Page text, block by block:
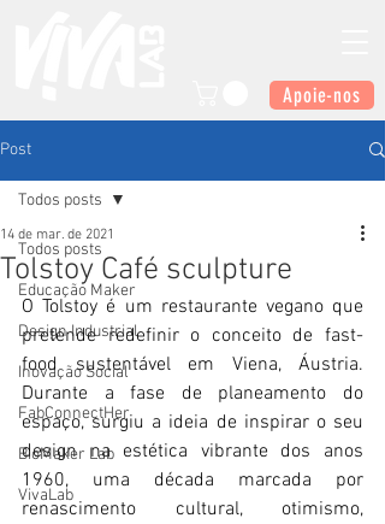
Apoie-nos
Post
Todos posts
Educação Maker
Design Industrial
Inovação Social
FabConnectHer
BioMaker Lab
VivaLab
Todos posts
Tolstoy Café sculpture
14 de mar. de 2021
O Tolstoy é um restaurante vegano que
pretende redefinir o conceito de fast-
food sustentável em Viena, Áustria.
Durante a fase de planeamento do
espaço, surgiu a ideia de inspirar o seu
design na estética vibrante dos anos
1960, uma década marcada por
renascimento cultural, otimismo,